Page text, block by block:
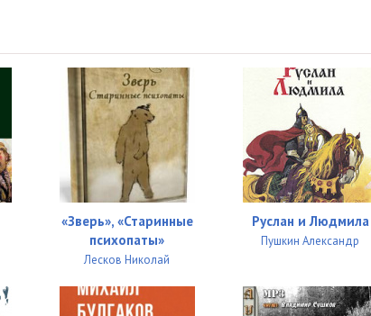
«Зверь», «Старинные
психопаты»
Лесков Николай
Руслан и Людмила
Пушкин Александр